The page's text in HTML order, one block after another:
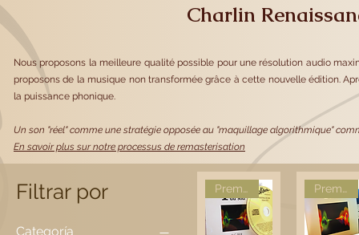
Charlin
Nous proposons la meilleure qualité possible pour une résolution audio
proposons de la musique non transformée grâce à cette nouvelle édition.
la puissance phonique.
Un son "réel" comme une stratégie opposée au "maquillage algorithmique"
En savoir plus sur notre processus de remasterisation
Filtrar por
Categoría